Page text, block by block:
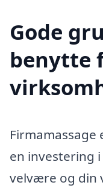
Gode
benytte
Firmamassage
en investering
velvære og din